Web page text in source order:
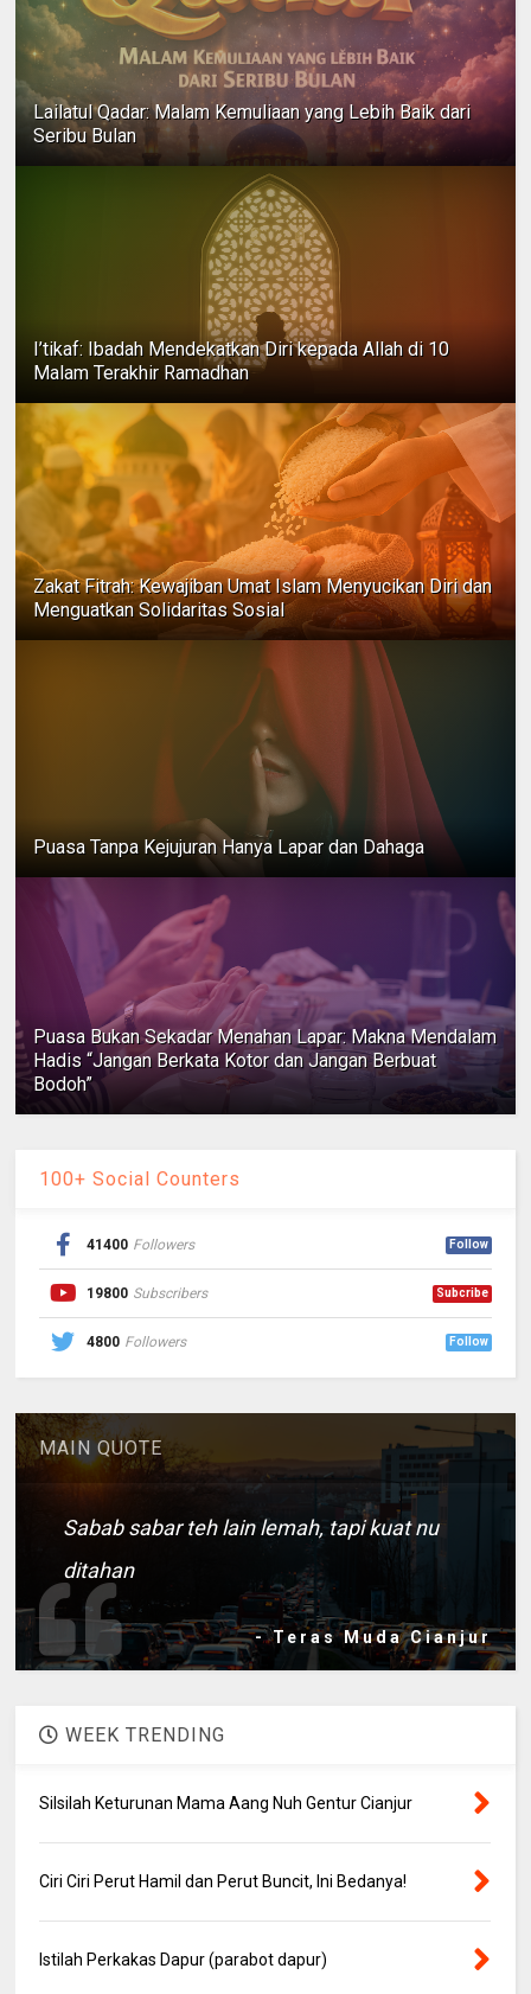
Lailatul Qadar: Malam Kemuliaan yang Lebih Baik dari
Seribu Bulan
I’tikaf: Ibadah Mendekatkan Diri kepada Allah di 10
Malam Terakhir Ramadhan
Zakat Fitrah: Kewajiban Umat Islam Menyucikan Diri dan
Menguatkan Solidaritas Sosial
Puasa Tanpa Kejujuran Hanya Lapar dan Dahaga
Puasa Bukan Sekadar Menahan Lapar: Makna Mendalam
Hadis “Jangan Berkata Kotor dan Jangan Berbuat
Bodoh”
100+ Social Counters
41400 Followers Follow
19800 Subscribers Subcribe
4800 Followers Follow
MAIN QUOTE
Sabab sabar teh lain lemah, tapi kuat nu
ditahan
- Teras Muda Cianjur
WEEK TRENDING
Silsilah Keturunan Mama Aang Nuh Gentur Cianjur
Ciri Ciri Perut Hamil dan Perut Buncit, Ini Bedanya!
Istilah Perkakas Dapur (parabot dapur)